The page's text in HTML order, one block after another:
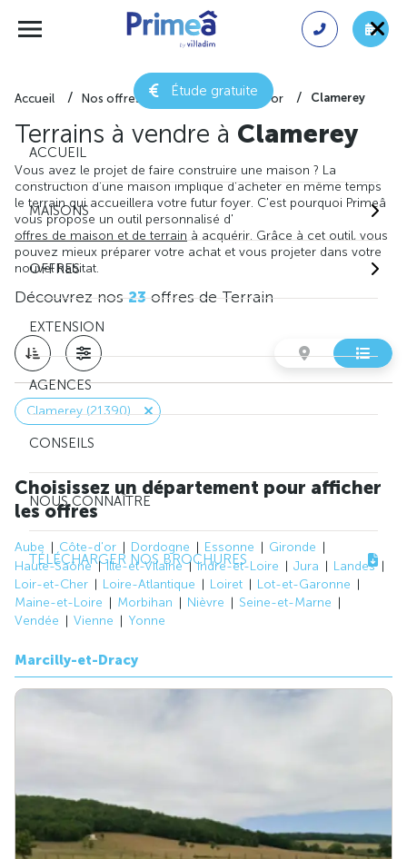
Étude gratuite
ACCUEIL
MAISONS
OFFRES
EXTENSION
AGENCES
CONSEILS
NOUS CONNAÎTRE
TÉLÉCHARGER NOS BROCHURES
Accueil Nos offres de terrain Côte-d'or Clamerey
Terrains à vendre à Clamerey
Vous avez le projet de faire construire une maison ? La
construction d'une maison implique d'acheter en même temps
le terrain qui accueillera votre futur foyer. C'est pourquoi Primeâ
vous propose un outil personnalisé d'
offres de maison et de terrain à acquérir. Grâce à cet outil, vous
pouvez mieux préparer votre achat et vous projeter dans votre
nouvel habitat.
Découvrez nos23offres de Terrain
Clamerey (21390)
Choisissez un département pour afficher
les offres
Aube Côte-d'or Dordogne Essonne
Gironde
Haute-Saône
Ille-et-Vilaine Indre-et-Loire Jura
Landes
Loir-et-Cher
Loire-Atlantique Loiret
Lot-et-Garonne
Maine-et-Loire
Morbihan Nièvre
Seine-et-Marne
Vendée
Vienne Yonne
Marcilly-et-Dracy